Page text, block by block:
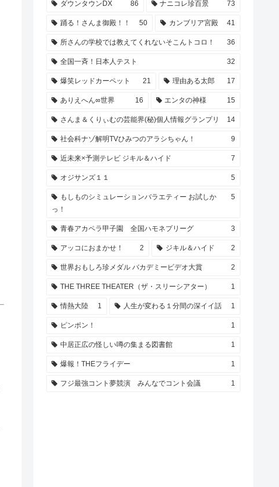
ダウンタウンDX 86 ナニコレ珍百景 73
踊る！さんま御殿！！ 50 カンブリア宮殿 41
所さんの学校では教えてくれないそこんトコロ！ 36
全国一斉！日本人テスト 32
爆笑レッドカーペット 21 理由ある太郎 17
ありえへん∞世界 16 エンタの神様 15
さんま＆くりぃむの芸能界(秘)個人情報グランプリ 14
社会科ナゾ解明TVひみつのアラシちゃん！ 9
近未来×予測テレビ ジキル＆ハイド 7
オジサンズ１１ 5
もしものシミュレーションバラエティー お試しか
っ！
5
青春アカペラ甲子園 全国ハモネプリーグ 3
アッコにおまかせ！ 2 ジキル＆ハイド 2
世界おもしろ珍メダル バカデミービデオ大賞 2
THE THREE THEATER（ザ・スリーシアター） 1
情熱大陸 1 人生が変わる１分間の深イイ話 1
ピンポン！ 1
中居正広の怪しい噂の集まる図書館 1
爆報！THEフライデー 1
フジ最強コント夢競演 みんなでコント会議 1